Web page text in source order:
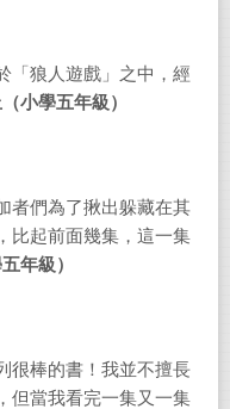
「狼人遊戲」之中，經
小學五年級）
者們為了揪出躲藏在其
比起前面幾集，這一集
年級）
很棒的書！我並不擅長
但當我看完一集又一集